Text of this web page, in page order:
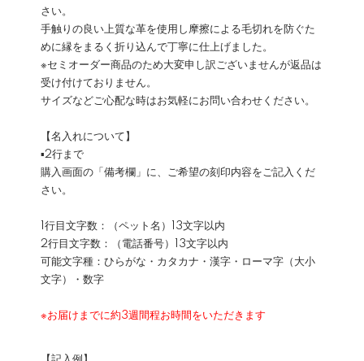
さい。
手触りの良い上質な革を使用し摩擦による毛切れを防ぐた
めに縁をまるく折り込んで丁寧に仕上げました。
※セミオーダー商品のため大変申し訳ございませんが返品は
受け付けておりません。
サイズなどご心配な時はお気軽にお問い合わせください。
【名入れについて】
▪2行まで
購入画面の「備考欄」に、ご希望の刻印内容をご記入くだ
さい。
1行目文字数：（ペット名）13文字以内
2行目文字数：（電話番号）13文字以内
可能文字種：ひらがな・カタカナ・漢字・ローマ字（大小
文字）・数字
※お届けまでに約3週間程お時間をいただきます